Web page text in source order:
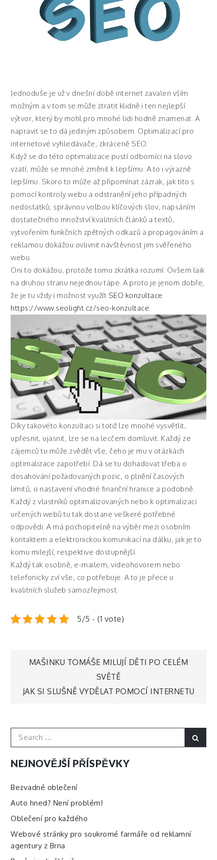
Jednoduše je už v dnešní době internet zavalen vším
možným a v tom se může ztratit klidně i ten nejlepší
výtvor, který by mohl pro mnohé lidi hodně znamenat. A
napravit se to dá jediným způsobem. Optimalizací pro
internetové vyhledávače, zkráceně SEO.
Když se do této optimalizace pustí odborníci na slovo
vzatí, může se mnohé změnit k lepšímu. A to i výrazně
lepšímu. Skoro to může až připomínat zázrak, jak tito s
pomocí kontroly webu a odstranění jeho případných
nedostatků, správnou volbou klíčových slov, napsáním
dostatečného množství kvalitních článků a textů,
vytvořením funkčních zpětných odkazů a propagováním a
reklamou dokážou ovlivnit návštěvnost jim svěřeného
webu.
Oni to dokážou, protože tomu zkrátka rozumí. Ovšem laik
na druhou stranu nejednou tápe. A proto je jenom dobře,
že je tu vždy i možnost využít SEO konzultace
https://www.seolight.cz/seo-konzultace
Díky takovéto konzultaci si totiž lze mnohé vysvětlit,
upřesnit, ujasnit, lze se na lecčem domluvit. Každý ze
zájemců tu může zvědět vše, čeho je mu v otázkách
optimalizace zapotřebí. Dá se tu dohadovat třeba o
dosahování požadovaných pozic, o plnění časových
limitů, o nastavení vhodné finanční hranice a podobně.
Každý z vlastníků optimalizovaných nebo k optimalizaci
určených webů tu tak dostane veškeré potřebné
odpovědi. A má pochopitelně na výběr mezi osobním
kontaktem a elektronickou komunikací na dálku, jak je to
komu milejší, respektive dostupnější.
Každý tak osobně, e-mailem, videohovorem nebo
telefonicky zví vše, co potřebuje. A to je přece u
kvalitních služeb samozřejmost.
5/5 - (1 vote)
Navigace
pro
MAŠINKU TOMÁŠE MILUJÍ DĚTI PO CELÉM
SVĚTĚ
JAK SI SLUŠNĚ VYDĚLAT POMOCÍ INTERNETU
Search
NEJNOVĚJŠÍ PŘÍSPĚVKY
Bezvadné oblečení
Auto hned? Není problém!
Oblečení pro každého
Webové stránky pro soukromé farmáře od reklamní
agentury z Brna